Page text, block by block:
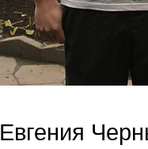
Евгения